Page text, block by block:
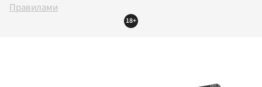
Правилами
18+